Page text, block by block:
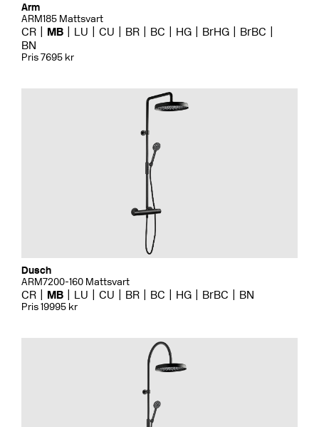
Arm
ARM185 Mattsvart
CR MB LU CU BR BC HG BrHG
BrBC
BN
Pris 7695 kr
Dusch
ARM7200-160 Mattsvart
CR MB LU CU BR BC HG BrBC BN
Pris 19995 kr